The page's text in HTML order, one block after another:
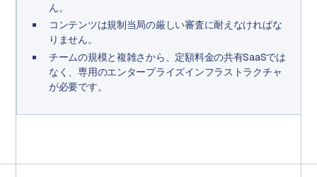
ん。
コンテンツは規制当局の厳しい審査に耐えなければな
りません。
チームの規模と複雑さから、定額料金の共有SaaSでは
なく、専用のエンタープライズインフラストラクチャ
が必要です。